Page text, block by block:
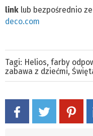
link lub bezpośrednio
deco.com
Tagi: Helios, farby
zabawa z dziećmi,